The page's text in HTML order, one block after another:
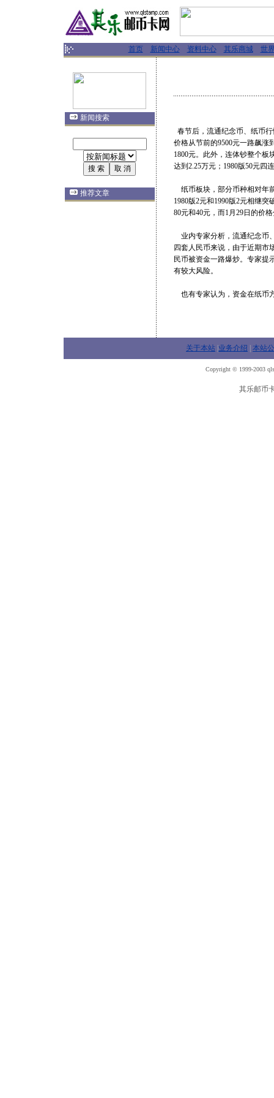
首页 新闻中心 资料中心 其乐商城 世
新闻搜索
推荐文章
春节后，流通纪念币、纸币
价格从节前的9500元一路飙涨
1800元。此外，连体钞整个板
达到2.25万元；1980版50元四
纸币板块，部分币种相对年
1980版2元和1990版2元相继
80元和40元，而1月29日的价
业内专家分析，流通纪念币
四套人民币来说，由于近期市
民币被资金一路爆炒。专家提
有较大风险。
也有专家认为，资金在纸币
关于本站 业务介绍 本站
Copyright © 1999-2003
其乐邮币